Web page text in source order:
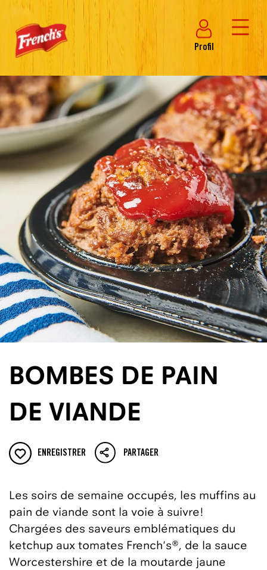
Profil
BOMBES DE PAIN
DE VIANDE
ENREGISTRER PARTAGER
Les soirs de semaine occupés, les muffins au
pain de viande sont la voie à suivre!
Chargées des saveurs emblématiques du
ketchup aux tomates French's®, de la sauce
Worcestershire et de la moutarde jaune